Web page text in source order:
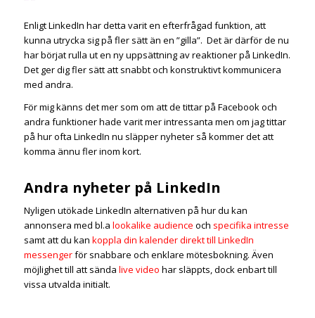
Enligt LinkedIn har detta varit en efterfrågad funktion, att
kunna utrycka sig på fler sätt än en ”gilla”. Det är därför de nu
har börjat rulla ut en ny uppsättning av reaktioner på LinkedIn.
Det ger dig fler sätt att snabbt och konstruktivt kommunicera
med andra.
För mig känns det mer som om att de tittar på Facebook och
andra funktioner hade varit mer intressanta men om jag tittar
på hur ofta LinkedIn nu släpper nyheter så kommer det att
komma ännu fler inom kort.
Andra nyheter på LinkedIn
Nyligen utökade LinkedIn alternativen på hur du kan
annonsera med bl.a lookalike audience och specifika intresse
samt att du kan koppla din kalender direkt till LinkedIn
messengerför snabbare och enklare mötesbokning. Även
möjlighet till att sända live video har släppts, dock enbart till
vissa utvalda initialt.